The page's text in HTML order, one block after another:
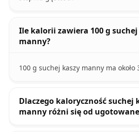
Ile kalorii zawiera 100 g
manny?
100 g suchej kaszy manny ma około
Dlaczego kaloryczność suchej
manny różni się od